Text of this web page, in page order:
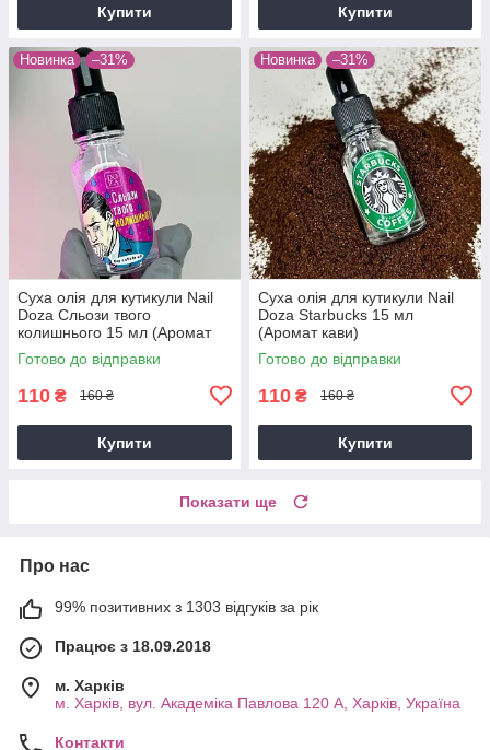
Купити Купити
Новинка –31%
Суха олія для кутикули Nail
Doza Сльози твого
колишнього 15 мл (Аромат
тутті фрутті)
Готово до відправки
110 ₴ 160 ₴
Купити
Новинка –31%
Суха олія для кутикули Nail
Doza Starbucks 15 мл
(Аромат кави)
Готово до відправки
110 ₴ 160 ₴
Купити
Показати ще
Про нас
99% позитивних з 1303 відгуків за рік
Працює з 18.09.2018
м. Харків
м. Харків, вул. Академіка Павлова 120 А, Харків, Україна
Контакти